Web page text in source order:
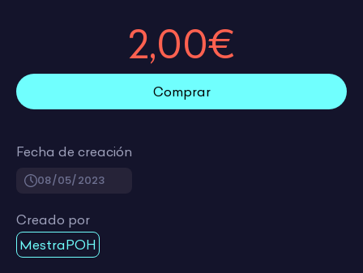
Fecha de creación
08/05/2023
Creado por
MestraPOH
2,00€
Comprar